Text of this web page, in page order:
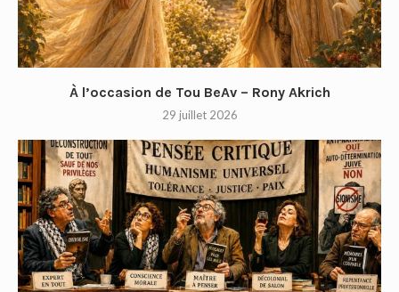
À l’occasion de Tou BeAv – Rony Akrich
29 juillet 2026